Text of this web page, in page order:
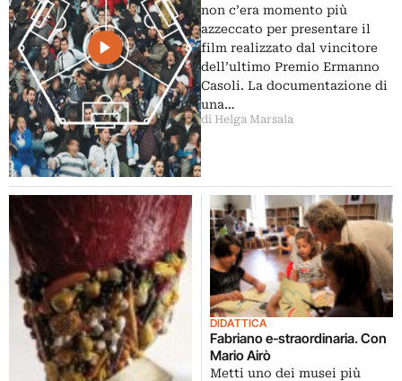
non c’era momento più
azzeccato per presentare il
film realizzato dal vincitore
dell’ultimo Premio Ermanno
Casoli. La documentazione di
una…
di Helga Marsala
DIDATTICA
Fabriano e-straordinaria. Con
Mario Airò
Metti uno dei musei più